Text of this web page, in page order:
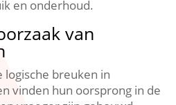
en onderhoud.​
van
breuken in
vinden hun oorsprong in de